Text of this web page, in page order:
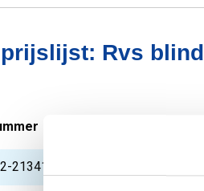
Rvs
2134150